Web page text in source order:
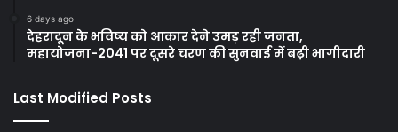
6 days ago
देहरादून के भविष्य को आकार देने उमड़ रही जनता,
महायोजना-2041 पर दूसरे चरण की सुनवाई में बढ़ी भागीदारी
Last Modified Posts